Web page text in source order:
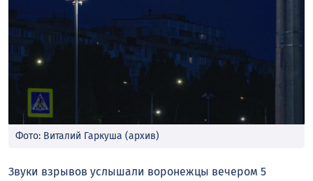
Фото: Виталий Гаркуша (архив)
Звуки взрывов услышали воронежцы вечером 5